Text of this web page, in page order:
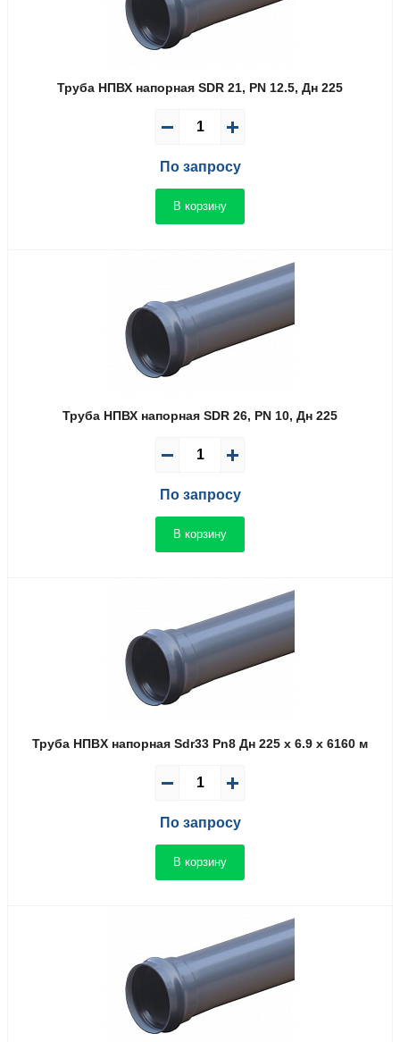
Труба НПВХ напорная SDR 21, PN 12.5, Дн 225
По запросу
В корзину
Труба НПВХ напорная SDR 26, PN 10, Дн 225
По запросу
В корзину
Труба НПВX напорная Sdr33 Pn8 Дн 225 x 6.9 x 6160 м
По запросу
В корзину